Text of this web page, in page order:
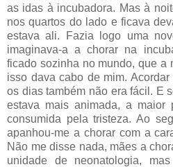
as idas à incubadora. Mas à
nos quartos do lado e ficava
estava ali. Fazia logo uma
imaginava-a a chorar na
ficado sozinha no mundo, que a
isso dava cabo de mim.
os dias também não era fácil. E
estava mais animada, a maior
consumida pela tristeza. Ao
apanhou-me a chorar com a
Não me disse nada, mães a
unidade de neonatologia,